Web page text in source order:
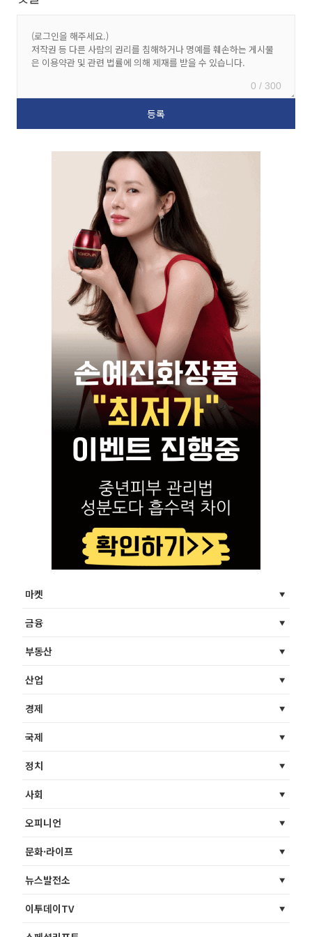
0 / 300
마켓
금융
부동산
산업
경제
국제
정치
사회
오피니언
문화·라이프
뉴스발전소
이투데이TV